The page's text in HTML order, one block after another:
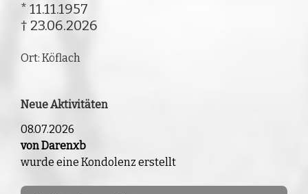
* 11.11.1957
† 23.06.2026
Ort: Köflach
Neue Aktivitäten
08.07.2026
von Darenxb
wurde eine Kondolenz erstellt